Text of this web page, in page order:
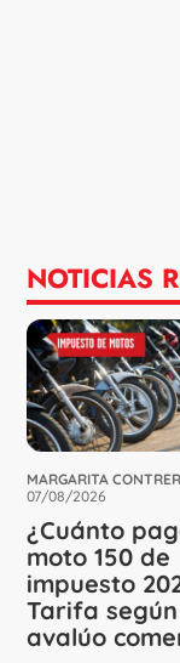
NOTICIAS
MARGARITA
07/08/2026
¿Cuánto
moto 150 de
impuesto
Tarifa según
avalúo